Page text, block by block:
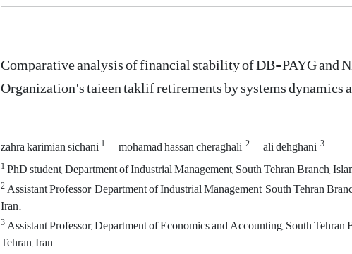
Comparative analysis of financial stability of DB-PAYG and
Organization's taieen taklif retirements by systems dynamics
zahra karimian sichani1 mohamad hassan cheraghali,2 ali dehghani,3
1PhD student, Department of Industrial Management, South Tehran Branch,
2Assistant Professor, Department of Industrial Management, South Tehran
Iran.
3Assistant Professor, Department of Economics and Accounting, South
Tehran, Iran.